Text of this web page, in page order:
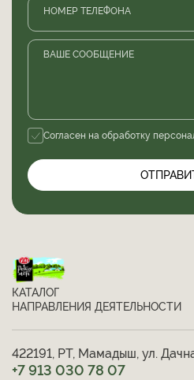
НОМЕР ТЕЛЕФОНА
ВАШЕ СООБЩЕНИЕ
Согласен на обработку
КАТАЛОГ
НАПРАВЛЕНИЯ ДЕЯТЕЛЬНОСТИ
422191, РТ, Мамадыш, ул.
+7 913 030 78 07